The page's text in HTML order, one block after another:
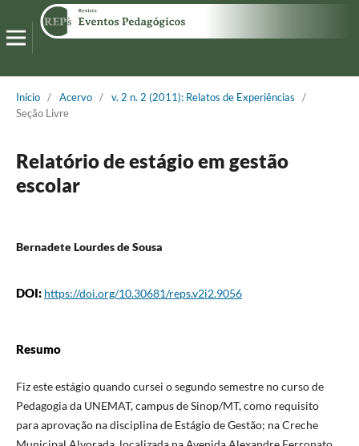
Início / Acervo / v. 2 n. 2 (2011): Relatos de Experiências
/
Seção Livre
Relatório de estágio em gestão
escolar
Bernadete Lourdes de Sousa
DOI: https://doi.org/10.30681/reps.v2i2.9056
Resumo
Fiz este estágio quando cursei o segundo semestre no curso de
Pedagogia da UNEMAT, campus de Sinop/MT, como requisito
para aprovação na disciplina de Estágio de Gestão; na Creche